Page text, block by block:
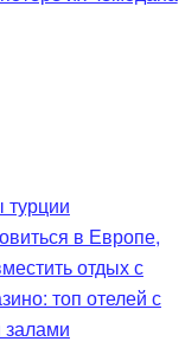
в Европе,
отдых с
топ отелей с